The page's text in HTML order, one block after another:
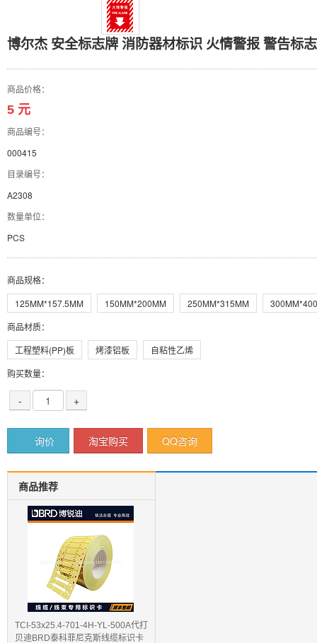
博尔杰 安全标志牌 消防器材标识 火情警报 警告标
商品价格：
5 元
商品编号：
000415
目录编号：
A2308
数量单位：
PCS
商品规格：
125MM*157.5MM
150MM*200MM 250MM*315MM
商品材质：
工程塑料(PP)板
烤漆铝板
自粘性乙烯
购买数量：
- +
询价 淘宝购买 QQ咨询
商品推荐
TCI-53x25.4-701-4H-YL-500A代打
贝迪BRD泰科菲尼克斯线缆标识卡